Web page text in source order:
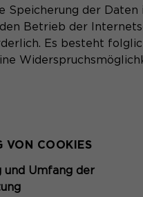
Speicherung der Daten
Betrieb der
Es besteht
VON COOKIES
und Umfang der